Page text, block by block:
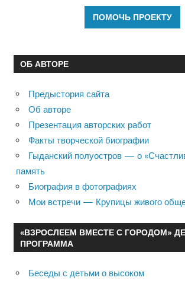
ОБ АВТОРЕ
Предыстория сайта
Об авторе
Презентация авторских работ
Факты творческой биографии
Гыданский полуостров — о
память
Биография в фотографиях
Мои встречи — Крупицы живого
«ВЗРОСЛЕЕМ ВМЕСТЕ С ГОРОДОМ»
ПРОГРАММА
Беседы с детьми о высоком